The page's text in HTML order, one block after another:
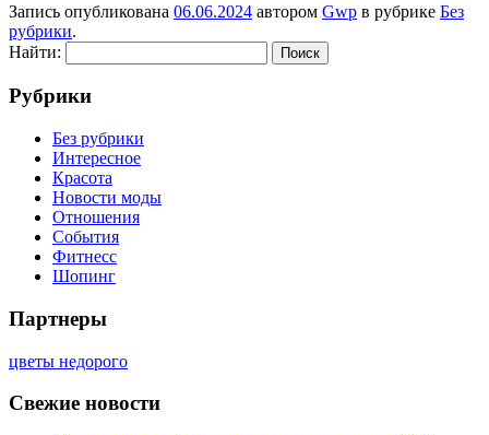
Запись опубликована 06.06.2024 автором Gwp в рубрике Без
рубрики.
Найти:
Рубрики
Без рубрики
Интересное
Красота
Новости моды
Отношения
События
Фитнесс
Шопинг
Партнеры
цветы недорого
Свежие новости